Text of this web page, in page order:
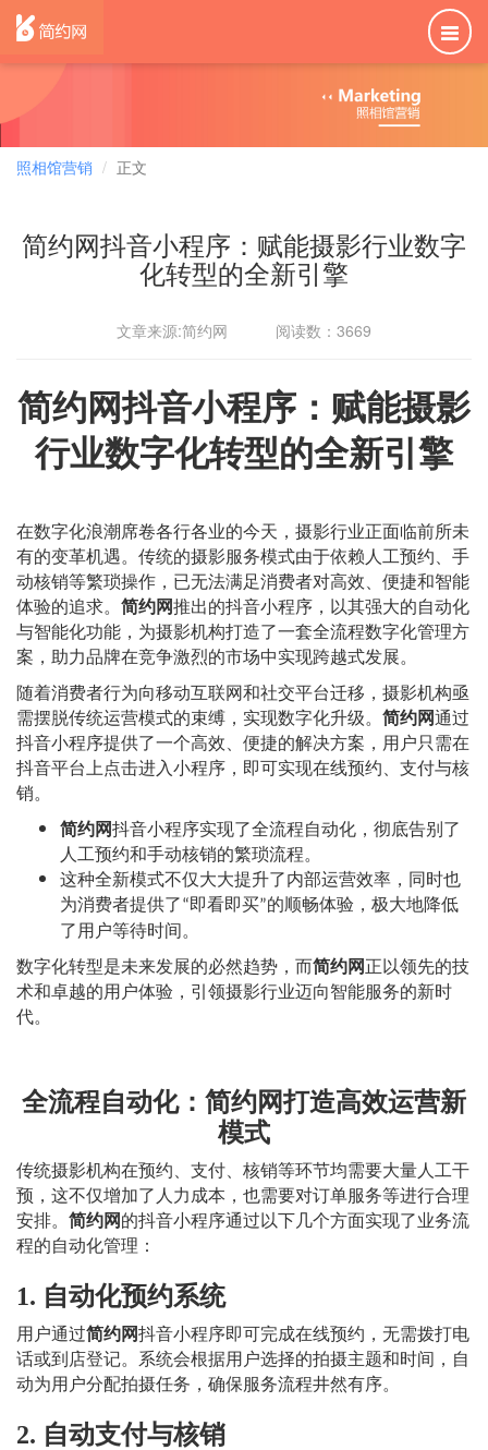
照相馆营销 正文
简约网抖音小程序：赋能摄影行业数字
化转型的全新引擎
文章来源:简约网 阅读数：3669
简约网抖音小程序：赋能摄影
行业数字化转型的全新引擎
在数字化浪潮席卷各行各业的今天，摄影行业正面临前所未
有的变革机遇。传统的摄影服务模式由于依赖人工预约、手
动核销等繁琐操作，已无法满足消费者对高效、便捷和智能
体验的追求。 简约网推出的抖音小程序，以其强大的自动化
与智能化功能，为摄影机构打造了一套全流程数字化管理方
案，助力品牌在竞争激烈的市场中实现跨越式发展。
随着消费者行为向移动互联网和社交平台迁移，摄影机构亟
需摆脱传统运营模式的束缚，实现数字化升级。 简约网通过
抖音小程序提供了一个高效、便捷的解决方案，用户只需在
抖音平台上点击进入小程序，即可实现在线预约、支付与核
销。
简约网抖音小程序实现了全流程自动化，彻底告别了
人工预约和手动核销的繁琐流程。
这种全新模式不仅大大提升了内部运营效率，同时也
为消费者提供了“即看即买”的顺畅体验，极大地降低
了用户等待时间。
数字化转型是未来发展的必然趋势，而简约网 正以领先的技
术和卓越的用户体验，引领摄影行业迈向智能服务的新时
代。
全流程自动化：简约网打造高效运营新
模式
传统摄影机构在预约、支付、核销等环节均需要大量人工干
预，这不仅增加了人力成本，也需要对订单服务等进行合理
安排。 简约网 的抖音小程序通过以下几个方面实现了业务流
程的自动化管理：
1. 自动化预约系统
用户通过简约网抖音小程序即可完成在线预约，无需拨打电
话或到店登记。系统会根据用户选择的拍摄主题和时间，自
动为用户分配拍摄任务，确保服务流程井然有序。
2. 自动支付与核销